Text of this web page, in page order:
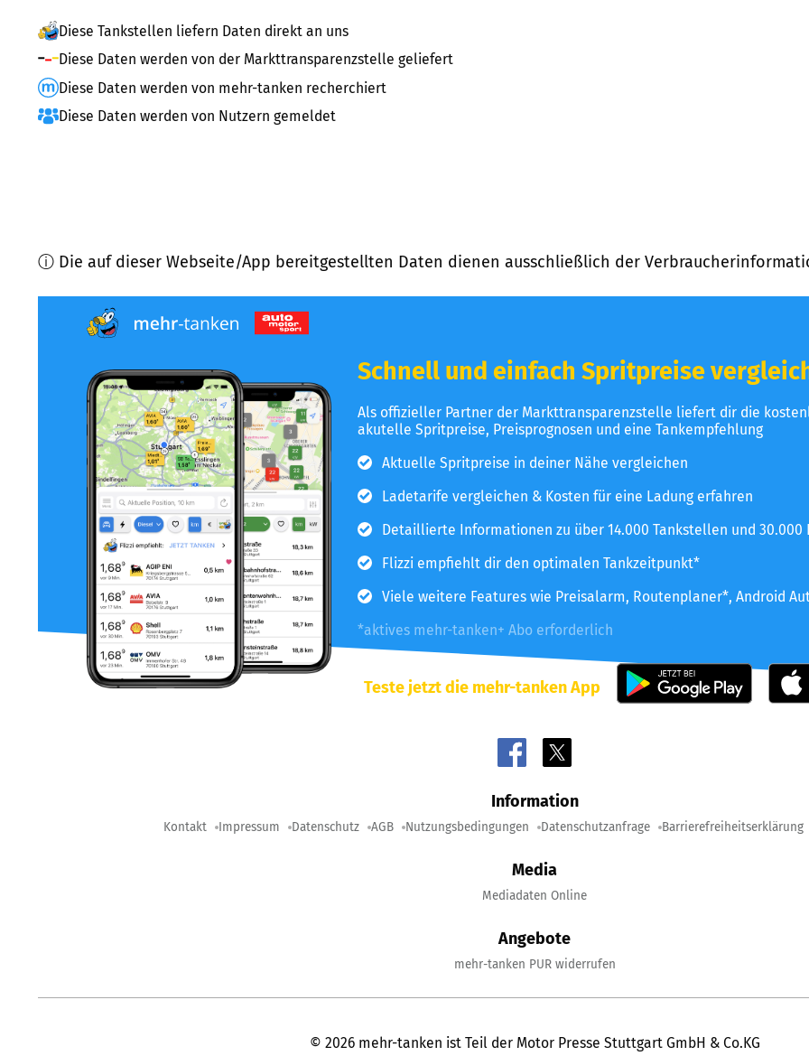
Diese Tankstellen liefern Daten direkt an uns
Diese Daten werden von der Markttransparenzstelle geliefert
Diese Daten werden von mehr-tanken recherchiert
Diese Daten werden von Nutzern gemeldet
ⓘ Die auf dieser Webseite/App bereitgestellten Daten dienen ausschließlich der
Schnell und einfach Spritpreise
Als offizieller Partner der Markttransparenzstelle liefert dir die
akutelle Spritpreise, Preisprognosen und eine Tankempfehlung
Aktuelle Spritpreise in deiner Nähe vergleichen
Ladetarife vergleichen & Kosten für eine Ladung erfahren
Detaillierte Informationen zu über 14.000 Tankstellen und 30.000
Flizzi empfiehlt dir den optimalen Tankzeitpunkt*
Viele weitere Features wie Preisalarm, Routenplaner*, Android
*aktives mehr-tanken+ Abo erforderlich
Teste jetzt die mehr-tanken App
Information
Kontakt Impressum Datenschutz AGB Nutzungsbedingungen Datenschutzanfrage Barrierefreiheitserklärung
Media
Mediadaten Online
Angebote
mehr-tanken PUR widerrufen
© 2026 mehr-tanken ist Teil der Motor Presse Stuttgart GmbH & Co.KG